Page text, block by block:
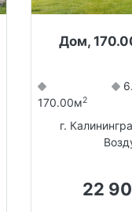
Дом,
170.00м2
г.
22